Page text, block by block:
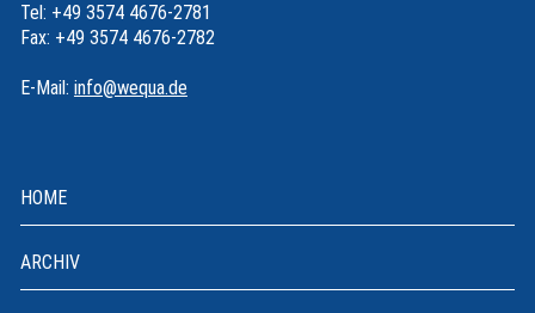
Tel: +49 3574 4676-2781
Fax: +49 3574 4676-2782
E-Mail: info@wequa.de
HOME
ARCHIV